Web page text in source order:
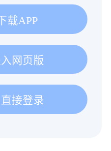
载APP
网页版
接登录